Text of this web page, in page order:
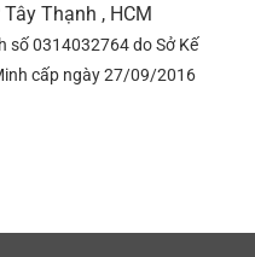
Thạnh , HCM
số 0314032764 do Sở Kế
cấp ngày 27/09/2016